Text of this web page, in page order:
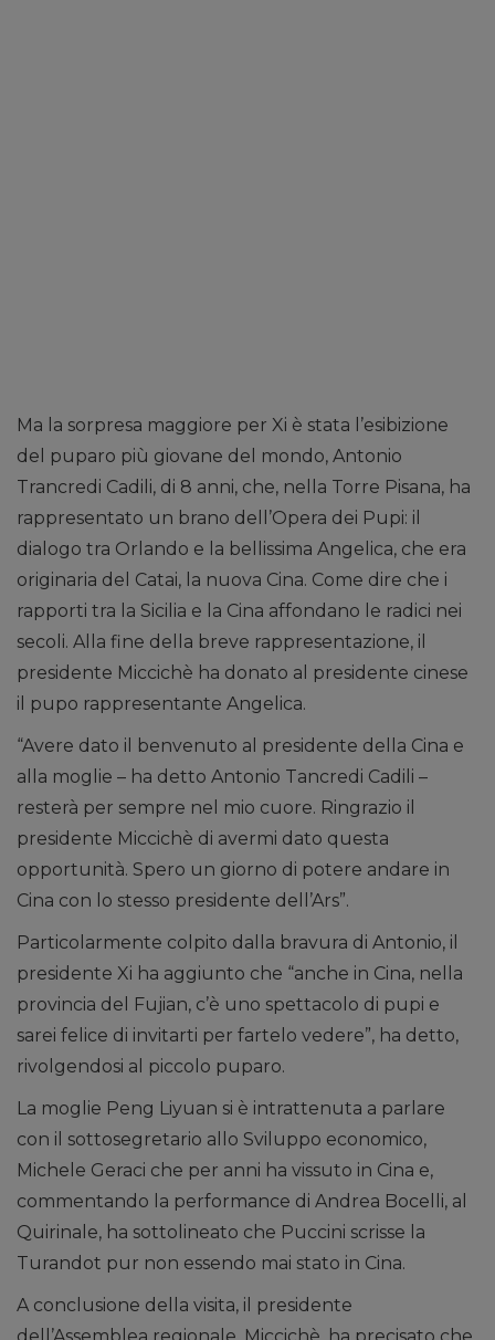
Ma la sorpresa maggiore per Xi è stata l’esibizione
del puparo più giovane del mondo, Antonio
Trancredi Cadili, di 8 anni, che, nella Torre Pisana, ha
rappresentato un brano dell’Opera dei Pupi: il
dialogo tra Orlando e la bellissima Angelica, che era
originaria del Catai, la nuova Cina. Come dire che i
rapporti tra la Sicilia e la Cina affondano le radici nei
secoli. Alla fine della breve rappresentazione, il
presidente Miccichè ha donato al presidente cinese
il pupo rappresentante Angelica.
“Avere dato il benvenuto al presidente della Cina e
alla moglie – ha detto Antonio Tancredi Cadili –
resterà per sempre nel mio cuore. Ringrazio il
presidente Miccichè di avermi dato questa
opportunità. Spero un giorno di potere andare in
Cina con lo stesso presidente dell’Ars”.
Particolarmente colpito dalla bravura di Antonio, il
presidente Xi ha aggiunto che “anche in Cina, nella
provincia del Fujian, c’è uno spettacolo di pupi e
sarei felice di invitarti per fartelo vedere”, ha detto,
rivolgendosi al piccolo puparo.
La moglie Peng Liyuan si è intrattenuta a parlare
con il sottosegretario allo Sviluppo economico,
Michele Geraci che per anni ha vissuto in Cina e,
commentando la performance di Andrea Bocelli, al
Quirinale, ha sottolineato che Puccini scrisse la
Turandot pur non essendo mai stato in Cina.
A conclusione della visita, il presidente